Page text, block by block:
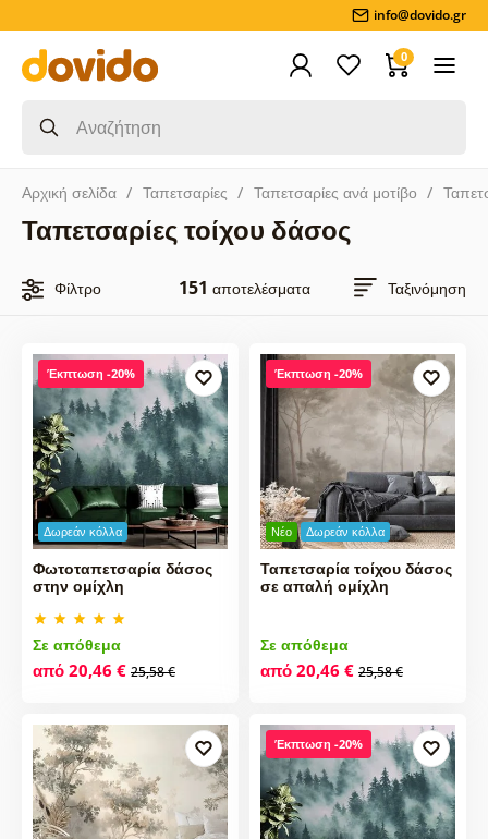
info@dovido.gr
0
Αρχική σελίδα Ταπετσαρίες Ταπετσαρίες ανά μοτίβο
Ταπετσαρίες τοίχου δάσος
Φίλτρο 151 αποτελέσματα Ταξινόμηση
Δωρεάν κόλλα
Έκπτωση -20%
Φωτοταπετσαρία δάσος
στην ομίχλη
Σε απόθεμα
από 20,46 € 25,58 €
Νέο Δωρεάν κόλλα
Έκπτωση -20%
Ταπετσαρία τοίχου δάσος
σε απαλή ομίχλη
Σε απόθεμα
από 20,46 € 25,58 €
Έκπτωση -20%